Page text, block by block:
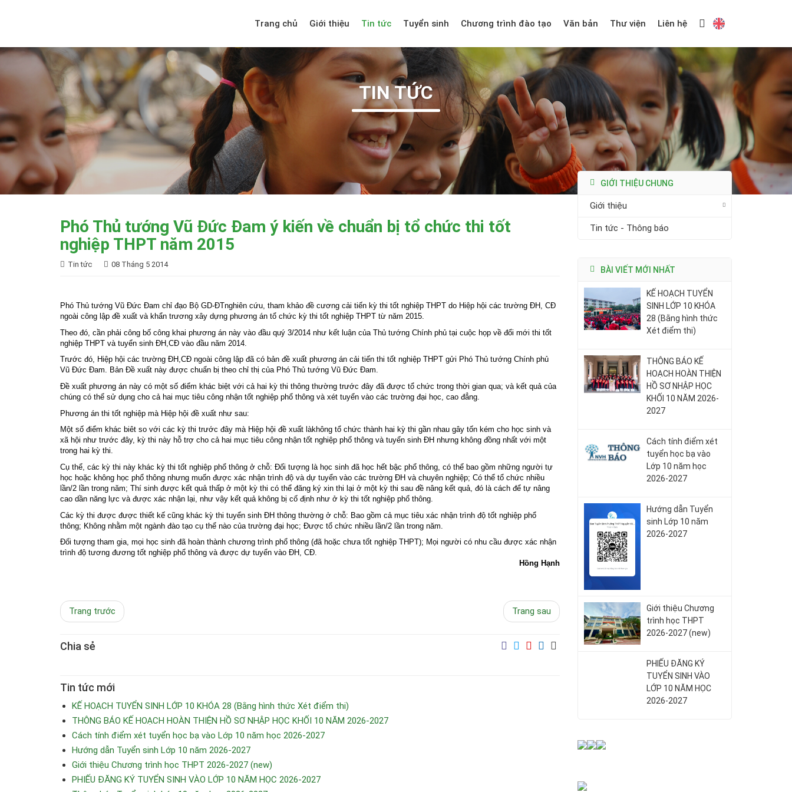
Trang chủ Giới thiệu Tin tức Tuyển sinh Chương trình đào tạo Văn bản Thư viện Liên hệ
TIN TỨC
Phó Thủ tướng Vũ Đức Đam ý kiến về chuẩn bị tổ chức thi tốt
nghiệp THPT năm 2015
Tin tức 08 Tháng 5 2014
Phó Thủ tướng Vũ Đức Đam chỉ đạo Bộ GD-ĐTnghiên cứu, tham khảo đề cương cải tiến kỳ thi tốt nghiệp THPT do Hiệp hội các trường ĐH, CĐ
ngoài công lập đề xuất và khẩn trương xây dựng phương án tổ chức kỳ thi tốt nghiệp THPT từ năm 2015.
Theo đó, cần phải công bố công khai phương án này vào đầu quý 3/2014 như kết luận của Thủ tướng Chính phủ tại cuộc họp về đổi mới thi tốt
nghiệp THPT và tuyển sinh ĐH,CĐ vào đầu năm 2014.
Trước đó, Hiệp hội các trường ĐH,CĐ ngoài công lập đã có bản đề xuất phương án cải tiến thi tốt nghiệp THPT gửi Phó Thủ tướng Chính phủ
Vũ Đức Đam. Bản Đề xuất này được chuẩn bị theo chỉ thị của Phó Thủ tướng Vũ Đức Đam.
Đề xuất phương án này có một số điểm khác biệt với cả hai kỳ thi thông thường trước đây đã được tổ chức trong thời gian qua; và kết quả của
chúng có thể sử dụng cho cả hai mục tiêu công nhận tốt nghiệp phổ thông và xét tuyển vào các trường đại học, cao đẳng.
Phương án thi tốt nghiệp mà Hiệp hội đề xuất như sau:
Một số điểm khác biêt so với các kỳ thi trước đây mà Hiệp hội đề xuất làkhông tổ chức thành hai kỳ thi gần nhau gây tốn kém cho học sinh và
xã hội như trước đây, kỳ thi này hỗ trợ cho cả hai mục tiêu công nhận tốt nghiệp phổ thông và tuyển sinh ĐH nhưng không đồng nhất với một
trong hai kỳ thi.
Cụ thể, các kỳ thi này khác kỳ thi tốt nghiệp phổ thông ở chỗ: Đối tượng là học sinh đã học hết bậc phổ thông, có thể bao gồm những người tự
học hoặc không học phổ thông nhưng muốn được xác nhận trình độ và dự tuyển vào các trường ĐH và chuyên nghiệp; Có thể tổ chức nhiều
lần/2 lần trong năm; Thí sinh được kết quả thấp ở một kỳ thi có thể đăng ký xin thi lại ở một kỳ thi sau đề nâng kết quả, đó là cách để tự nâng
cao dần năng lực và được xác nhận lại, như vậy kết quả không bị cố định như ở kỳ thi tốt nghiệp phổ thông.
Các kỳ thi được được thiết kế cũng khác kỳ thi tuyển sinh ĐH thông thường ở chỗ: Bao gồm cả mục tiêu xác nhận trình độ tốt nghiệp phổ
thông; Không nhằm một ngành đào tạo cụ thể nào của trường đại học; Được tổ chức nhiều lần/2 lần trong năm.
Đối tượng tham gia, mọi học sinh đã hoàn thành chương trình phổ thông (đã hoặc chưa tốt nghiệp THPT); Mọi người có nhu cầu được xác nhận
trình độ tương đương tốt nghiệp phổ thông và được dự tuyển vào ĐH, CĐ.
Hồng Hạnh
Trang trước Trang sau
Chia sẻ
Tin tức mới
KẾ HOẠCH TUYỂN SINH LỚP 10 KHÓA 28 (Bằng hình thức Xét điểm thi)
THÔNG BÁO KẾ HOẠCH HOÀN THIỆN HỒ SƠ NHẬP HỌC KHỐI 10 NĂM 2026-2027
Cách tính điểm xét tuyển học bạ vào Lớp 10 năm học 2026-2027
Hướng dẫn Tuyển sinh Lớp 10 năm 2026-2027
Giới thiệu Chương trình học THPT 2026-2027 (new)
PHIẾU ĐĂNG KÝ TUYỂN SINH VÀO LỚP 10 NĂM HỌC 2026-2027
GIỚI THIỆU CHUNG
Giới thiệu
Tin tức - Thông báo
BÀI VIẾT MỚI NHẤT
KẾ HOẠCH TUYỂN
SINH LỚP 10 KHÓA
28 (Bằng hình thức
Xét điểm thi)
THÔNG BÁO KẾ
HOẠCH HOÀN THIỆN
HỒ SƠ NHẬP HỌC
KHỐI 10 NĂM 2026-
2027
Cách tính điểm xét
tuyển học bạ vào
Lớp 10 năm học
2026-2027
Hướng dẫn Tuyển
sinh Lớp 10 năm
2026-2027
Giới thiệu Chương
trình học THPT
2026-2027 (new)
PHIẾU ĐĂNG KÝ
TUYỂN SINH VÀO
LỚP 10 NĂM HỌC
2026-2027